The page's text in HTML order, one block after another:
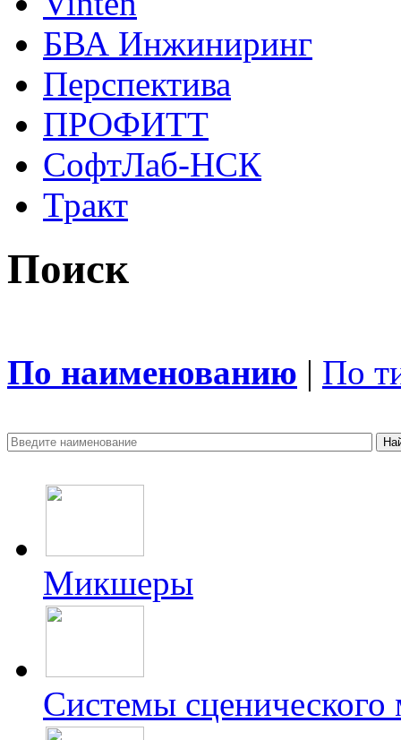
БВА Инжиниринг
Перспектива
ПРОФИТТ
СофтЛаб-НСК
Тракт
Поиск
По наименованию | По
Микшеры
Системы сценического